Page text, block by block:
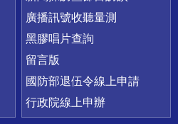
廣播訊號收聽量測
黑膠唱片查詢
留言版
國防部退伍令線上申請
行政院線上申辦